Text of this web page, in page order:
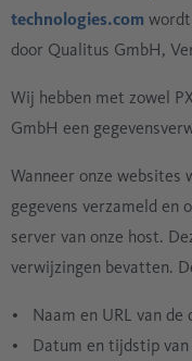
technologies.com
door Qualitus GmbH,
Wij hebben met zowel
GmbH een
Wanneer onze websites
gegevens verzameld en
server van onze host.
verwijzingen bevatten.
Naam en URL van de
Datum en tijdstip